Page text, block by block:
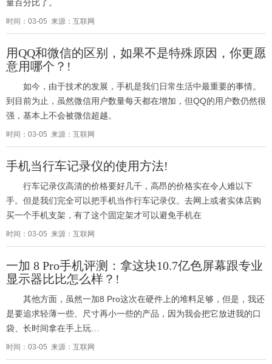
量百分比了。
时间：03-05 来源：互联网
用QQ和微信的区别，如果不是特殊原因，你更愿
意用哪个？!
如今，由于技术的发展，手机是我们日常生活中最重要的事情。
到目前为止，虽然微信用户数量每天都在增加，但QQ的用户数仍然很
强，基本上不会被微信超越。
时间：03-05 来源：互联网
手机当行车记录仪的使用方法!
行车记录仪高清的价格要好几千，高昂的价格实在令人难以下
手。但是我们完全可以把手机当作行车记录仪。去网上或者实体店购
买一个手机支架，有了这个固定架才可以避免手机在
时间：03-05 来源：互联网
一加 8 Pro手机评测：拿这块10.7亿色屏幕跟专业
显示器比比怎么样？!
其他方面，虽然一加8 Pro这次在硬件上的堆料足够，但是，我还
是要追求轻薄一些、尺寸再小一些的产品，因为我会把它放进我的口
袋、长时间拿在手上玩…
时间：03-05 来源：互联网